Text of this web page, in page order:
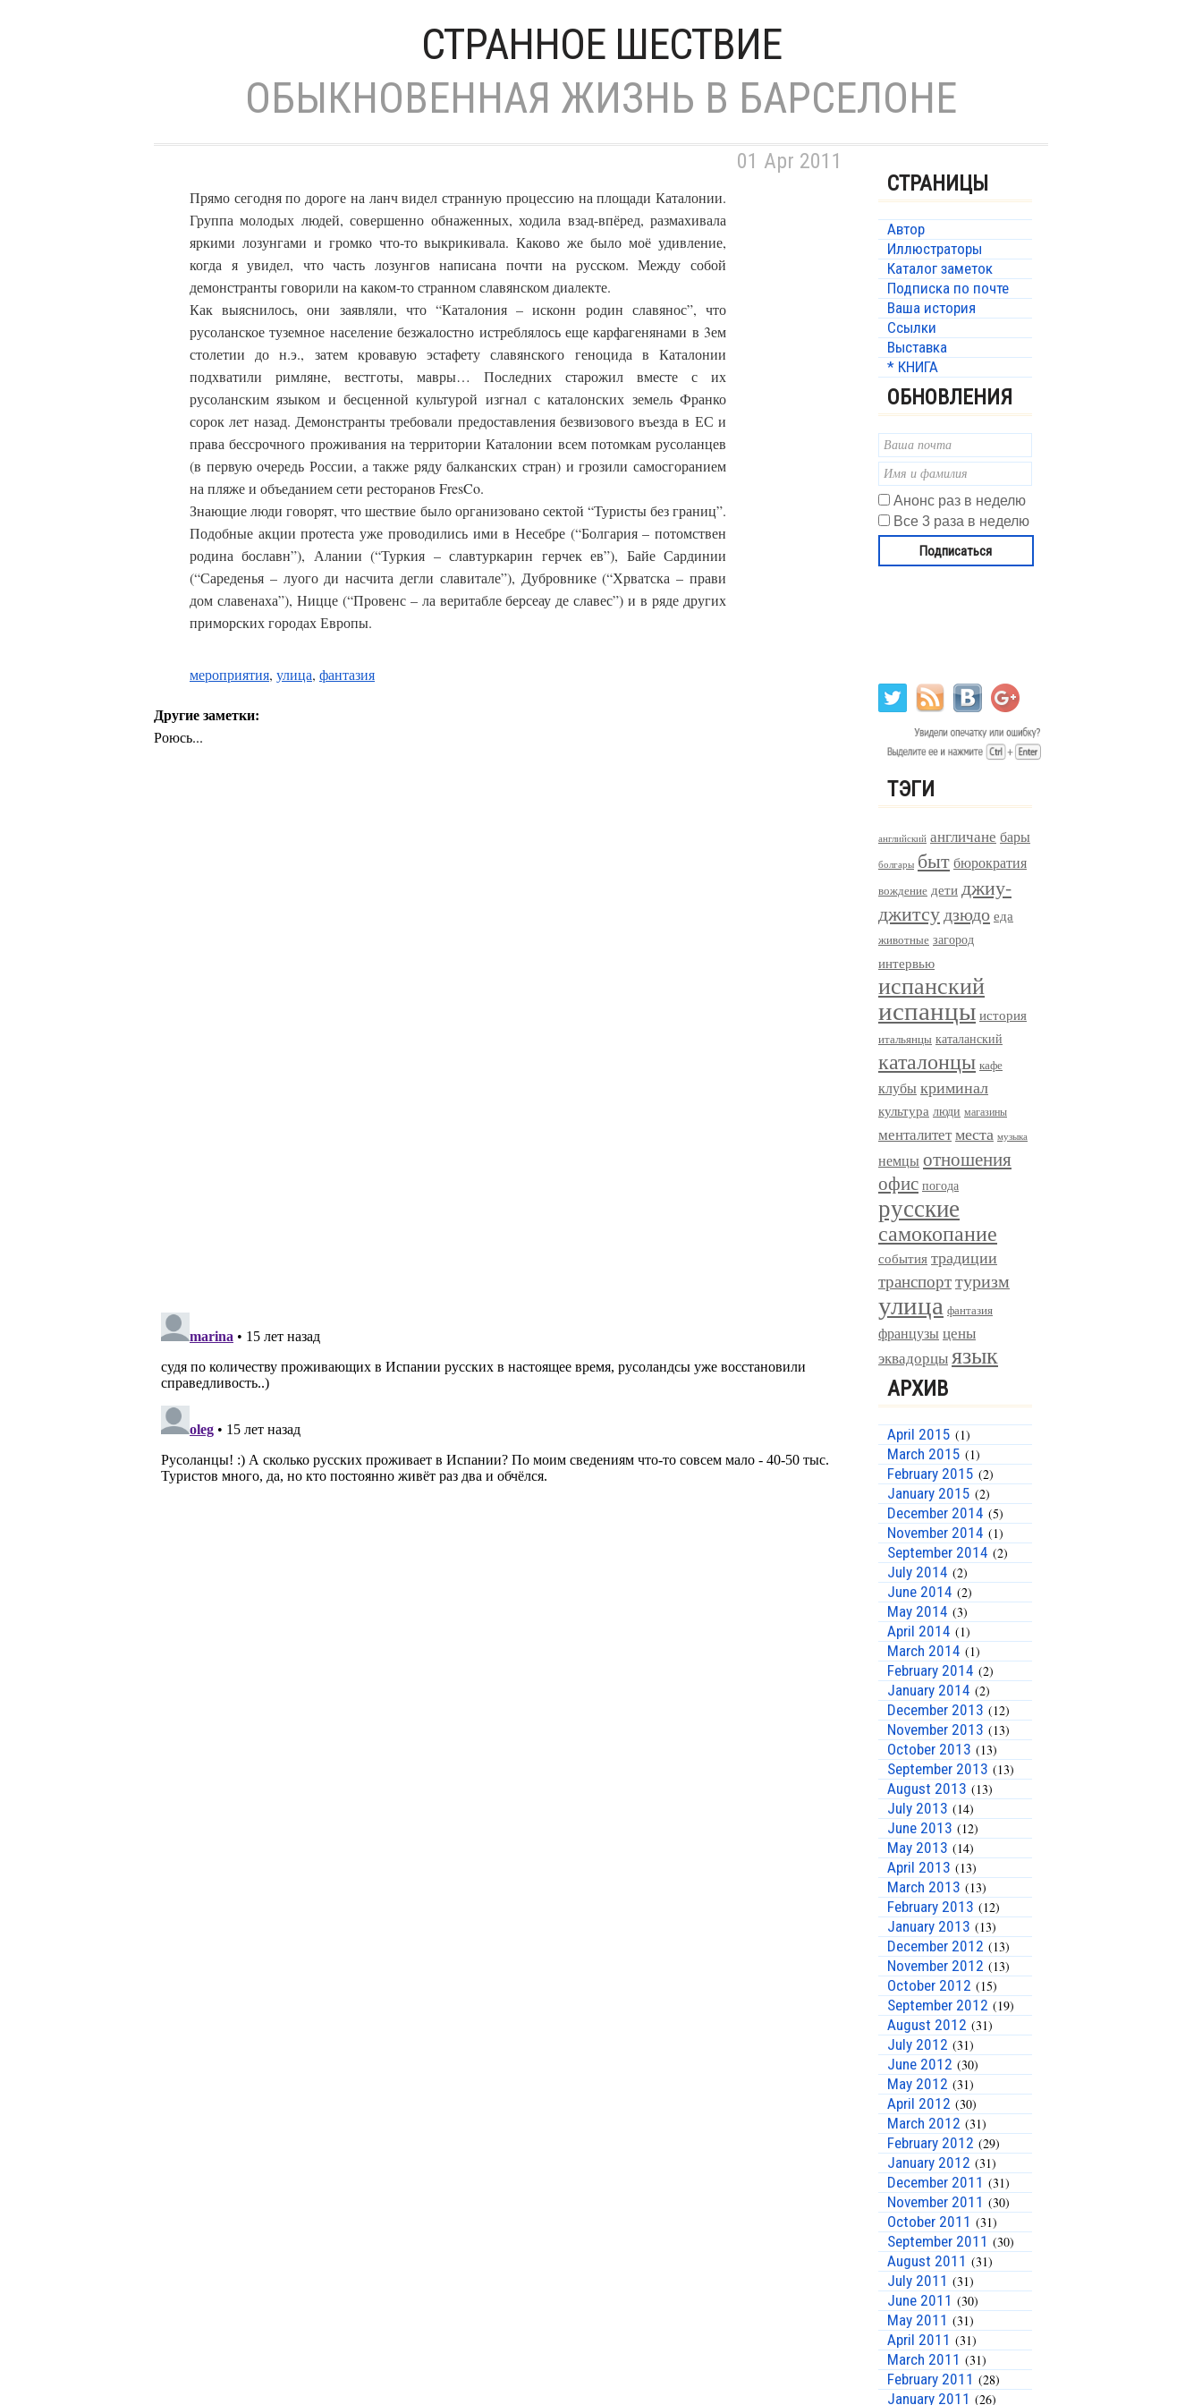
СТРАННОЕ ШЕСТВИЕ
ОБЫКНОВЕННАЯ ЖИЗНЬ В БАРСЕЛОНЕ
01 Apr 2011
Прямо сегодня по дороге на ланч видел странную процессию на площади Каталонии.
Группа молодых людей, совершенно обнаженных, ходила взад-впёред, размахивала
яркими лозунгами и громко что-то выкрикивала. Каково же было моё удивление,
когда я увидел, что часть лозунгов написана почти на русском. Между собой
демонстранты говорили на каком-то странном славянском диалекте.
Как выяснилось, они заявляли, что “Каталония – исконн родин славянос”, что
русоланское туземное население безжалостно истреблялось еще карфагенянами в 3ем
столетии до н.э., затем кровавую эстафету славянского геноцида в Каталонии
подхватили римляне, вестготы, мавры… Последних старожил вместе с их
русоланским языком и бесценной культурой изгнал с каталонских земель Франко
сорок лет назад. Демонстранты требовали предоставления безвизового въезда в ЕС и
права бессрочного проживания на территории Каталонии всем потомкам русоланцев
(в первую очередь России, а также ряду балканских стран) и грозили самосгоранием
на пляже и объеданием сети ресторанов FresCo.
Знающие люди говорят, что шествие было организовано сектой “Туристы без границ”.
Подобные акции протеста уже проводились ими в Несебре (“Болгария – потомствен
родина бославн”), Алании (“Туркия – славтуркарин герчек ев”), Байе Сардинии
(“Сареденья – луого ди насчита дегли славитале”), Дубровнике (“Хрватска – прави
дом славенаха”), Ницце (“Провенс – ла веритабле берсеау де славес”) и в ряде других
приморских городах Европы.
мероприятия, улица, фантазия
Другие заметки:
Роюсь...
СТРАНИЦЫ
Автор
Иллюстраторы
Каталог заметок
Подписка по почте
Ваша история
Ссылки
Выставка
* КНИГА
ОБНОВЛЕНИЯ
Анонс раз в неделю
Все 3 раза в неделю
ТЭГИ
английский англичане бары
болгары бытбюрократия
вождение дети джиу-
джитсудзюдо еда
животные загород
интервью
испанский
испанцы история
итальянцы каталанский
каталонцы кафе
клубы криминал
культура люди магазины
менталитетместа музыка
немцы отношения
офис погода
русские
самокопание
события традиции
транспорттуризм
улица фантазия
французы цены
эквадорцыязык
АРХИВ
April 2015 (1)
March 2015 (1)
February 2015 (2)
January 2015 (2)
December 2014 (5)
November 2014 (1)
September 2014 (2)
July 2014 (2)
June 2014 (2)
May 2014 (3)
April 2014 (1)
March 2014 (1)
February 2014 (2)
January 2014 (2)
December 2013 (12)
November 2013 (13)
October 2013 (13)
September 2013 (13)
August 2013 (13)
July 2013 (14)
June 2013 (12)
May 2013 (14)
April 2013 (13)
March 2013 (13)
February 2013 (12)
January 2013 (13)
December 2012 (13)
November 2012 (13)
October 2012 (15)
September 2012 (19)
August 2012 (31)
July 2012 (31)
June 2012 (30)
May 2012 (31)
April 2012 (30)
March 2012 (31)
February 2012 (29)
January 2012 (31)
December 2011 (31)
November 2011 (30)
October 2011 (31)
September 2011 (30)
August 2011 (31)
July 2011 (31)
June 2011 (30)
May 2011 (31)
April 2011 (31)
March 2011 (31)
February 2011 (28)
January 2011 (26)